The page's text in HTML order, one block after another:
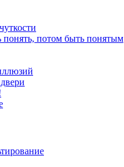
понять, потом быть понятым